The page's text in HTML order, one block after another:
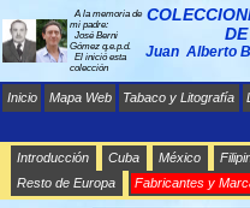
A la memoria de
mi padre:
José Berni
Gómez q.e.p.d.
El inició esta
colección
Juan Alberto
Inicio Mapa Web Tabaco y Litografía
Introducción Cuba México
Resto de Europa
Fabricantes y
LA SAGA DE